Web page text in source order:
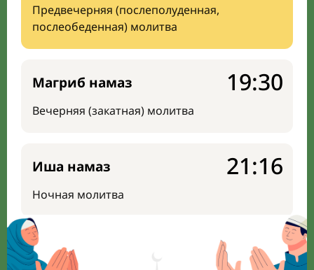
Предвечерняя (послеполуденная,
послеобеденная) молитва
Магриб намаз
Вечерняя (закатная) молитва
19:30
Иша намаз
Ночная молитва
21:16